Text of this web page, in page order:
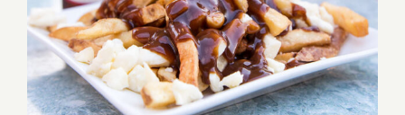
راهنمای شکم‌گردی در کانادا